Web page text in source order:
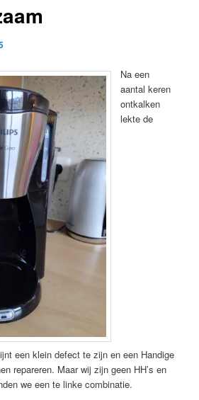
Na een
aantal keren
ontkalken
lekte de
een klein defect te zijn en een Handige
repareren. Maar wij zijn geen HH’s en
we een te linke combinatie.